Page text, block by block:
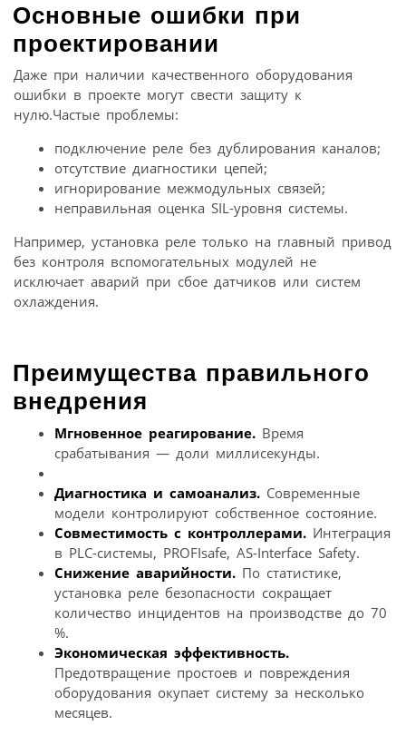
Основные ошибки при
проектировании
Даже при наличии качественного оборудования
ошибки в проекте могут свести защиту к
нулю.Частые проблемы:
подключение реле без дублирования каналов;
отсутствие диагностики цепей;
игнорирование межмодульных связей;
неправильная оценка SIL-уровня системы.
Например, установка реле только на главный привод
без контроля вспомогательных модулей не
исключает аварий при сбое датчиков или систем
охлаждения.
Преимущества правильного
внедрения
Мгновенное реагирование. Время
срабатывания — доли миллисекунды.
Диагностика и самоанализ. Современные
модели контролируют собственное состояние.
Совместимость с контроллерами. Интеграция
в PLC-системы, PROFIsafe, AS-Interface Safety.
Снижение аварийности. По статистике,
установка реле безопасности сокращает
количество инцидентов на производстве до 70
%.
Экономическая эффективность.
Предотвращение простоев и повреждения
оборудования окупает систему за несколько
месяцев.